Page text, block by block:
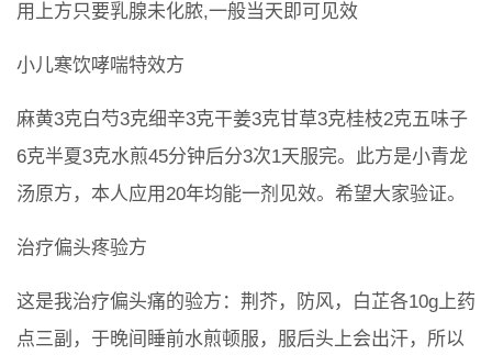
用上方只要乳腺未化脓,一般当天即可见效
小儿寒饮哮喘特效方
麻黄3克白芍3克细辛3克干姜3克甘草3克桂枝2克五味子
6克半夏3克水煎45分钟后分3次1天服完。此方是小青龙
汤原方，本人应用20年均能一剂见效。希望大家验证。
治疗偏头疼验方
这是我治疗偏头痛的验方：荆芥，防风，白芷各10g上药
点三副，于晚间睡前水煎顿服，服后头上会出汗，所以